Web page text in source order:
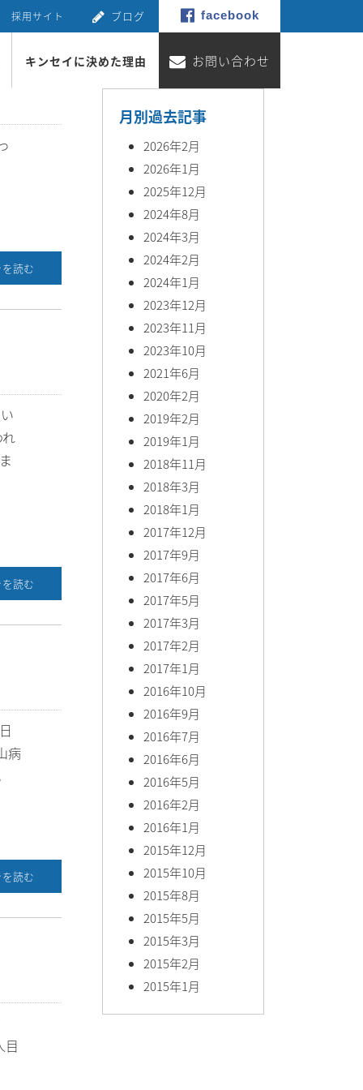
採用サイト ブログ facebook
キンセイに決めた理由 お問い合わせ
読む
読む
病
読む
目
月別過去記事
2026年2月
2026年1月
2025年12月
2024年8月
2024年3月
2024年2月
2024年1月
2023年12月
2023年11月
2023年10月
2021年6月
2020年2月
2019年2月
2019年1月
2018年11月
2018年3月
2018年1月
2017年12月
2017年9月
2017年6月
2017年5月
2017年3月
2017年2月
2017年1月
2016年10月
2016年9月
2016年7月
2016年6月
2016年5月
2016年2月
2016年1月
2015年12月
2015年10月
2015年8月
2015年5月
2015年3月
2015年2月
2015年1月